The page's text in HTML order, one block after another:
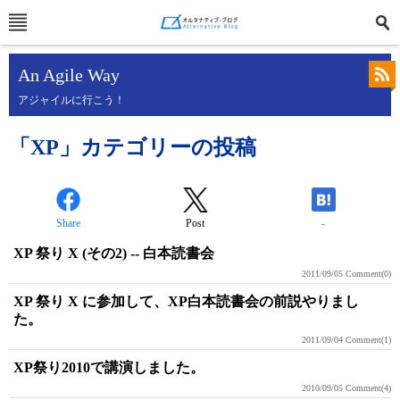
An Agile Way
アジャイルに行こう！
「XP」カテゴリーの投稿
Share Post -
XP 祭り X (その2) -- 白本読書会
2011/09/05 Comment(0)
XP 祭り X に参加して、XP白本読書会の前説やりまし
た。
2011/09/04 Comment(1)
XP祭り2010で講演しました。
2010/09/05 Comment(4)